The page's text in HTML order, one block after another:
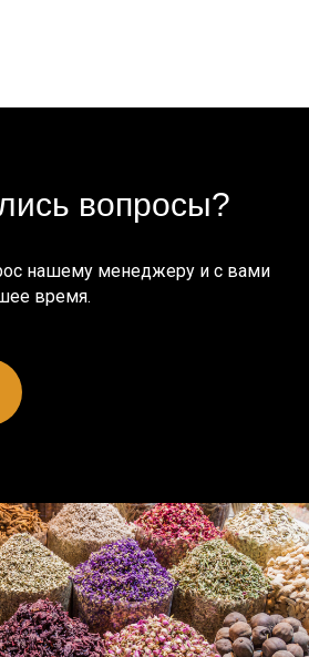
вопросы?
нашему менеджеру и с вами
время.